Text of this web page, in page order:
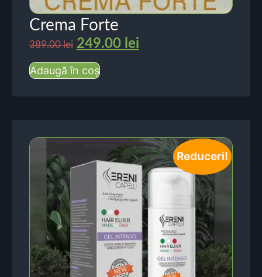
Crema Forte
389.00lei 249.00 lei
Adaugă în coș
Reduceri!